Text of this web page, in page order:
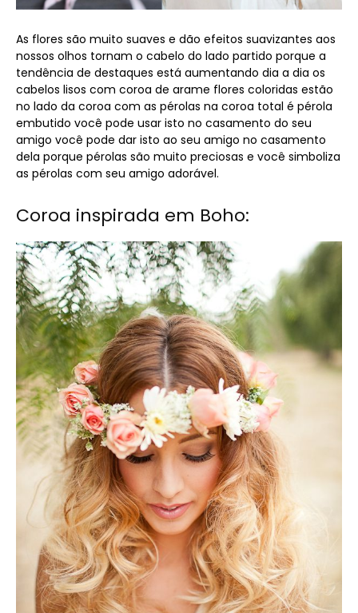
As flores são muito suaves e dão efeitos suavizantes aos
nossos olhos tornam o cabelo do lado partido porque a
tendência de destaques está aumentando dia a dia os
cabelos lisos com coroa de arame flores coloridas estão
no lado da coroa com as pérolas na coroa total é pérola
embutido você pode usar isto no casamento do seu
amigo você pode dar isto ao seu amigo no casamento
dela porque pérolas são muito preciosas e você simboliza
as pérolas com seu amigo adorável.
Coroa inspirada em Boho: